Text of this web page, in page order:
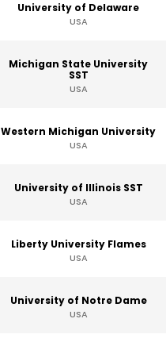
University of Delaware
USA
Michigan State University
SST
USA
Western Michigan University
USA
University of Illinois SST
USA
Liberty University Flames
USA
University of Notre Dame
USA